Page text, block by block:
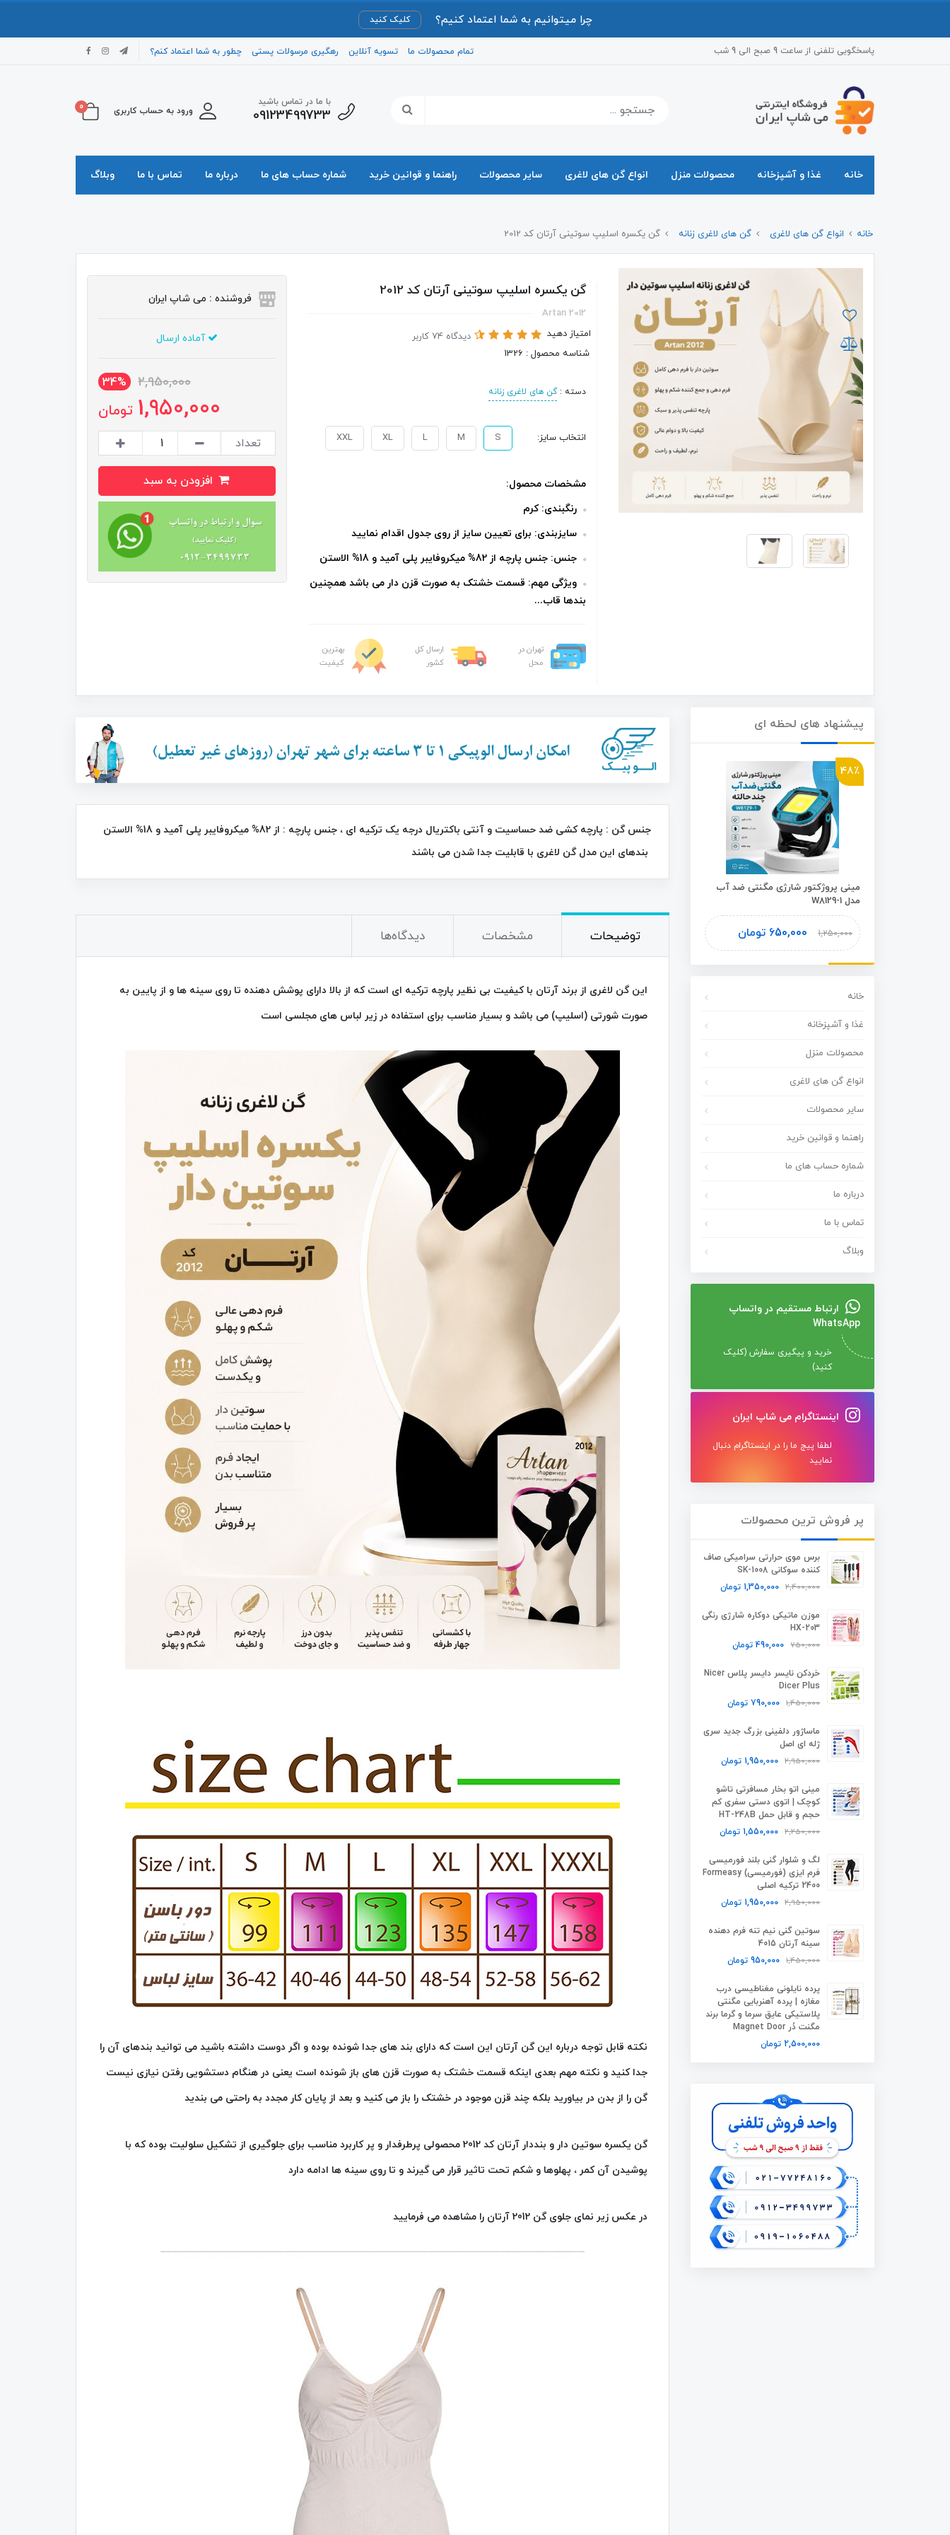
چرا میتوانیم به شما اعتماد کنیم؟ کلیک کنید
پاسخگویی تلفنی از ساعت 9 صبح الی 9 شب تمام محصولات ما تسویه آنلاین رهگیری مرسولات پستی چطور به شما اعتماد کنم؟
با ما در تماس باشید
09123499733 ورود به حساب کاربری 0
خانه غذا و آشپزخانه محصولات منزل انواع گن های لاغری سایر محصولات راهنما و قوانین خرید شماره حساب های ما درباره ما تماس با ما وبلاگ
خانه انواع گن های لاغری گن های لاغری زنانه گن یکسره اسلیپ سوتینی آرتان کد 2012
گن یکسره اسلیپ سوتینی آرتان کد 2012
Artan 2012
امتیاز دهید
دیدگاه 74 کاربر
شناسه محصول : 1326
دسته :گن های لاغری زنانه
انتخاب سایز: S
M
L
XL
XXL
مشخصات محصول:
رنگبندی: کرم
سایزبندی: برای تعیین سایز از روی جدول اقدام نمایید
جنس: جنس پارچه از 82% میکروفایبر پلی آمید و 18% الاستن
ویژگی مهم: قسمت خشتک به صورت قزن دار می باشد همچنین
بندها قاب...
تهران در
محل
ارسال کل
کشور
بهترین
کیفیت
فروشنده : می شاپ ایران
آماده ارسال
2,950,000
34%
1,950,000 تومان
تعداد
خانه
غذا و آشپزخانه
محصولات منزل
انواع گن های لاغری
سایر محصولات
راهنما و قوانین خرید
شماره حساب های ما
درباره ما
تماس با ما
وبلاگ
ارتباط مستقیم در واتساپ
WhatsApp
خرید و پیگیری سفارش (کلیک
کنید)
پیشنهاد های لحظه ای
48٪
مینی پروژکتور شارژی مگنتی ضد آب
مدل W8129-1
1,250,000
650,000 تومان 1,450,000
790,000
2,950,000
2,200,000 تومان
34٪
اینستاگرام می شاپ ایران
لطفا پیج ما را در اینستاگرام دنبال
نمایید
پر فروش ترین محصولات
برس موی حرارتی سرامیکی صاف
کننده سوکانی SK-1008
2,400,000
1,350,000 تومان
موزن ماتیکی دوکاره شارژی رنگی
HX-203
750,000
490,000 تومان
خردکن نایسر دایسر پلاس Nicer
Dicer Plus
1,450,000
790,000 تومان
ماساژور دلفینی بزرگ جدید سری
ژله ای اصل
2,950,000
1,950,000 تومان
مینی اتو بخار مسافرتی تاشو
کوچک | اتوی دستی سفری کم
حجم و قابل حمل HT-248B
2,250,000
1,550,000 تومان
لگ و شلوار گنی بلند فورمیسی
فرم ایزی (فورمیسی) Formeasy
2400 ترکیه اصلی
2,950,000
1,950,000 تومان
سوتین گنی نیم تنه فرم دهنده
سینه آرتان 4015
1,450,000
950,000 تومان
پرده نایلونی مغناطیسی درب
مغازه | پرده آهنربایی مگنتی
پلاستیکی عایق سرما و گرما برند
مگنت دُر Magnet Door
2,500,000 تومان
جنس گن : پارچه کشی ضد حساسیت و آنتی باکتریال درجه یک ترکیه ای ، جنس پارچه : از 82% میکروفایبر پلی آمید و 18% الاستن
بندهای این مدل گن لاغری با قابلیت جدا شدن می باشند
توضیحات مشخصات دیدگاه‌ها
این گن لاغری از برند آرتان با کیفیت بی نظیر پارچه ترکیه ای است که از بالا دارای پوشش دهنده تا روی سینه ها و از پایین به
صورت شورتی (اسلیپ) می باشد و بسیار مناسب برای استفاده در زیر لباس های مجلسی است
نکته قابل توجه درباره این گن آرتان این است که دارای بند های جدا شونده بوده و اگر دوست داشته باشید می توانید بندهای آن را
جدا کنید و نکته مهم بعدی اینکه قسمت خشتک به صورت قزن های باز شونده است یعنی در هنگام دستشویی رفتن نیازی نیست
گن را از بدن در بیاورید بلکه چند قزن موجود در خشتک را باز می کنید و بعد از پایان کار مجدد به راحتی می بندید
گن یکسره سوتین دار و بنددار آرتان کد 2012 محصولی پرطرفدار و پر کاربرد مناسب برای جلوگیری از تشکیل سلولیت بوده که با
پوشیدن آن کمر ، پهلوها و شکم تحت تاثیر قرار می گیرند و تا روی سینه ها ادامه دارد
در عکس زیر نمای جلوی گن 2012 آرتان را مشاهده می فرمایید